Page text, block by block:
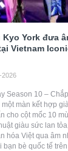
York đưa
Vietnam
2026
Season 10 –
màn kết hợp
cho cột mốc 10
giàu sức lan
hóa Việt qua âm
bè quốc tế